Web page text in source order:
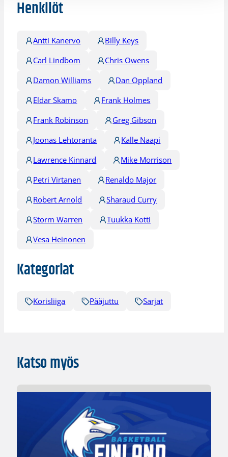
Henkilöt
Antti Kanervo
Billy Keys
Carl Lindbom
Chris Owens
Damon Williams
Dan Oppland
Eldar Skamo
Frank Holmes
Frank Robinson
Greg Gibson
Joonas Lehtoranta
Kalle Naapi
Lawrence Kinnard
Mike Morrison
Petri Virtanen
Renaldo Major
Robert Arnold
Sharaud Curry
Storm Warren
Tuukka Kotti
Vesa Heinonen
Kategoriat
Korisliiga Pääjuttu Sarjat
Katso myös